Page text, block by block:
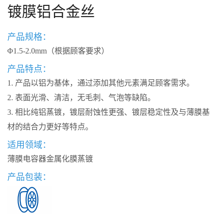
镀膜铝合金丝
产品规格：
Φ1.5-2.0mm（根据顾客要求）
产品特点：
1. 产品以铝为基体，通过添加其他元素满足顾客需求。
2. 表面光滑、清洁，无毛刺、气泡等缺陷。
3. 相比纯铝蒸镀，镀层耐蚀性更强、镀层稳定性及与薄膜基
材的结合力更好等特点。
适用领域：
薄膜电容器金属化膜蒸镀
产品包装：